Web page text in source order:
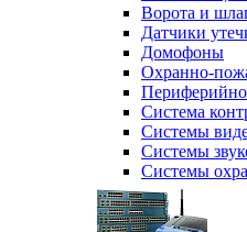
Ворота и
Датчики
Домофоны
Охранно-
Система
Системы
Системы
Системы